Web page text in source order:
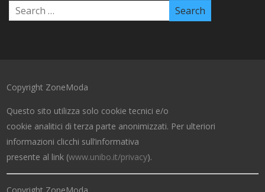
Copyright ZoneModa
Questo sito utilizza solo cookie tecnici e/o
cookie analitici di terza parte anonimizzati. Per ulteriori
informazioni clicchi sull’informativa
presente al link (www.unibo.it/privacy).